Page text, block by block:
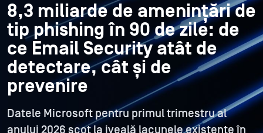
8,3 miliarde de amenințări de
tip phishing în 90 de zile: de
ce Email Security atât de
detectare, cât și de
prevenire
Datele Microsoft pentru primul trimestru al
anului 2026 scot la iveală lacunele existente în